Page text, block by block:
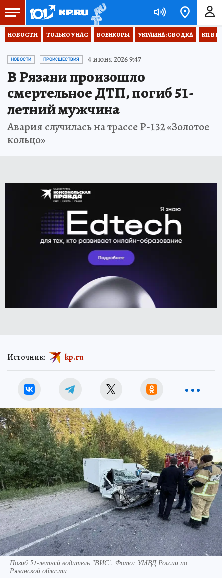
НОВОСТИ ТОЛЬКО У НАС ВОЕНКОРЫ УКРАИНА: СВОДКА КП В
НОВОСТИ ПРОИСШЕСТВИЯ 4 июня 2026 9:47
В Рязани произошло
смертельное ДТП, погиб 51-
летний мужчина
Авария случилась на трассе Р-132 «Золотое
кольцо»
Источник: kp.ru
Погиб 51-летний водитель "ВИС". Фото: УМВД России по
Рязанской области